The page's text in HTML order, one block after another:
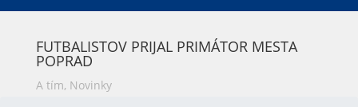
FUTBALISTOV PRIJAL PRIMÁTOR MESTA
POPRAD
A tím, Novinky